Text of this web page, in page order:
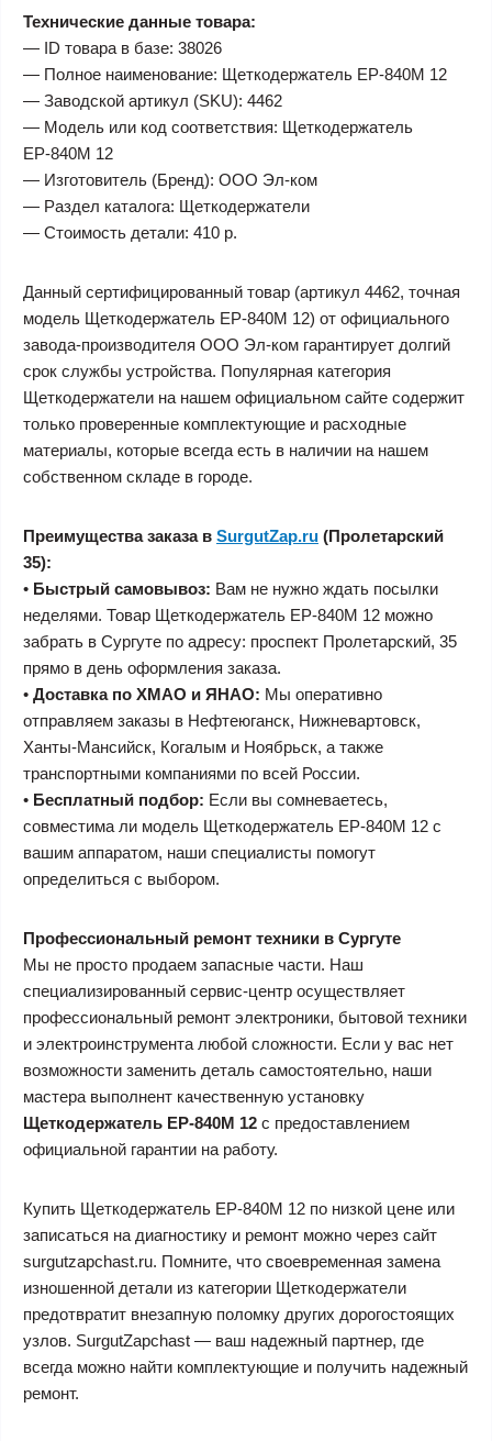
Технические данные товара:
— ID товара в базе: 38026
— Полное наименование: Щеткодержатель ЕР-840М 12
— Заводской артикул (SKU): 4462
— Модель или код соответствия: Щеткодержатель
ЕР-840М 12
— Изготовитель (Бренд): ООО Эл-ком
— Раздел каталога: Щеткодержатели
— Стоимость детали: 410 р.
Данный сертифицированный товар (артикул 4462, точная
модель Щеткодержатель ЕР-840М 12) от официального
завода-производителя ООО Эл-ком гарантирует долгий
срок службы устройства. Популярная категория
Щеткодержатели на нашем официальном сайте содержит
только проверенные комплектующие и расходные
материалы, которые всегда есть в наличии на нашем
собственном складе в городе.
Преимущества заказа в SurgutZap.ru (Пролетарский
35):
• Быстрый самовывоз: Вам не нужно ждать посылки
неделями. Товар Щеткодержатель ЕР-840М 12 можно
забрать в Сургуте по адресу: проспект Пролетарский, 35
прямо в день оформления заказа.
• Доставка по ХМАО и ЯНАО: Мы оперативно
отправляем заказы в Нефтеюганск, Нижневартовск,
Ханты-Мансийск, Когалым и Ноябрьск, а также
транспортными компаниями по всей России.
• Бесплатный подбор: Если вы сомневаетесь,
совместима ли модель Щеткодержатель ЕР-840М 12 с
вашим аппаратом, наши специалисты помогут
определиться с выбором.
Профессиональный ремонт техники в Сургуте
Мы не просто продаем запасные части. Наш
специализированный сервис-центр осуществляет
профессиональный ремонт электроники, бытовой техники
и электроинструмента любой сложности. Если у вас нет
возможности заменить деталь самостоятельно, наши
мастера выполнент качественную установку
Щеткодержатель ЕР-840М 12 с предоставлением
официальной гарантии на работу.
Купить Щеткодержатель ЕР-840М 12 по низкой цене или
записаться на диагностику и ремонт можно через сайт
surgutzapchast.ru. Помните, что своевременная замена
изношенной детали из категории Щеткодержатели
предотвратит внезапную поломку других дорогостоящих
узлов. SurgutZapchast — ваш надежный партнер, где
всегда можно найти комплектующие и получить надежный
ремонт.